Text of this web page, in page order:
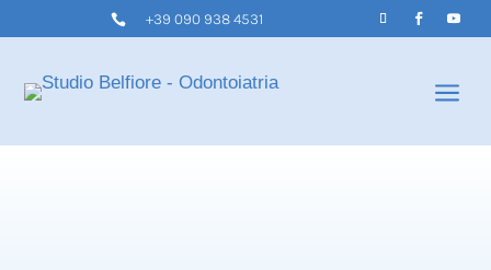
 +39 090 938 4531
a